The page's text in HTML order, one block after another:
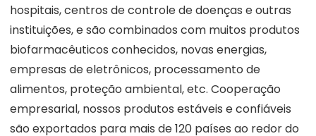
hospitais, centros de controle de doenças e outras
instituições, e são combinados com muitos produtos
biofarmacêuticos conhecidos, novas energias,
empresas de eletrônicos, processamento de
alimentos, proteção ambiental, etc. Cooperação
empresarial, nossos produtos estáveis e confiáveis
são exportados para mais de 120 países ao redor do